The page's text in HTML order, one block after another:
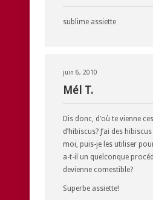
sublime assiette
juin 6, 2010
Mél T.
Dis donc, d’où te vienne
d’hibiscus? J’ai des
moi, puis-je les utiliser
a-t-il un quelconque
devienne comestible?
Superbe assiette!